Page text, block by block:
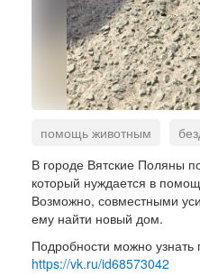
помощь животным
коты
В городе Вятские Поляны
который нуждается в
Возможно, совместными
ему найти новый дом.
Подробности можно узнать
https://vk.ru/id68573042